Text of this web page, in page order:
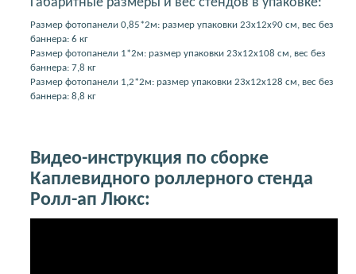
Размер фотопанели 0,85*2м: размер упаковки 23x12x90 см, вес без
баннера: 6 кг
Размер фотопанели 1*2м: размер упаковки 23x12x108 см, вес без
баннера: 7,8 кг
Размер фотопанели 1,2*2м: размер упаковки 23x12x128 см, вес без
баннера: 8,8 кг
Видео-инструкция по сборке
Каплевидного роллерного стенда
Ролл-ап Люкс: